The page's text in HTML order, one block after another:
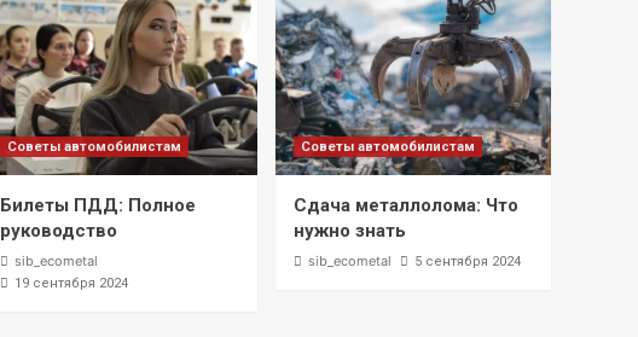
Советы автомобилистам
Билеты ПДД: Полное
руководство
sib_ecometal
19 сентября 2024
Советы автомобилистам
Сдача металлолома: Что
нужно знать
sib_ecometal 5 сентября 2024